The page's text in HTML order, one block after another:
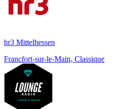
hr3 Mittelhessen
Francfort-sur-le-Main, Classique